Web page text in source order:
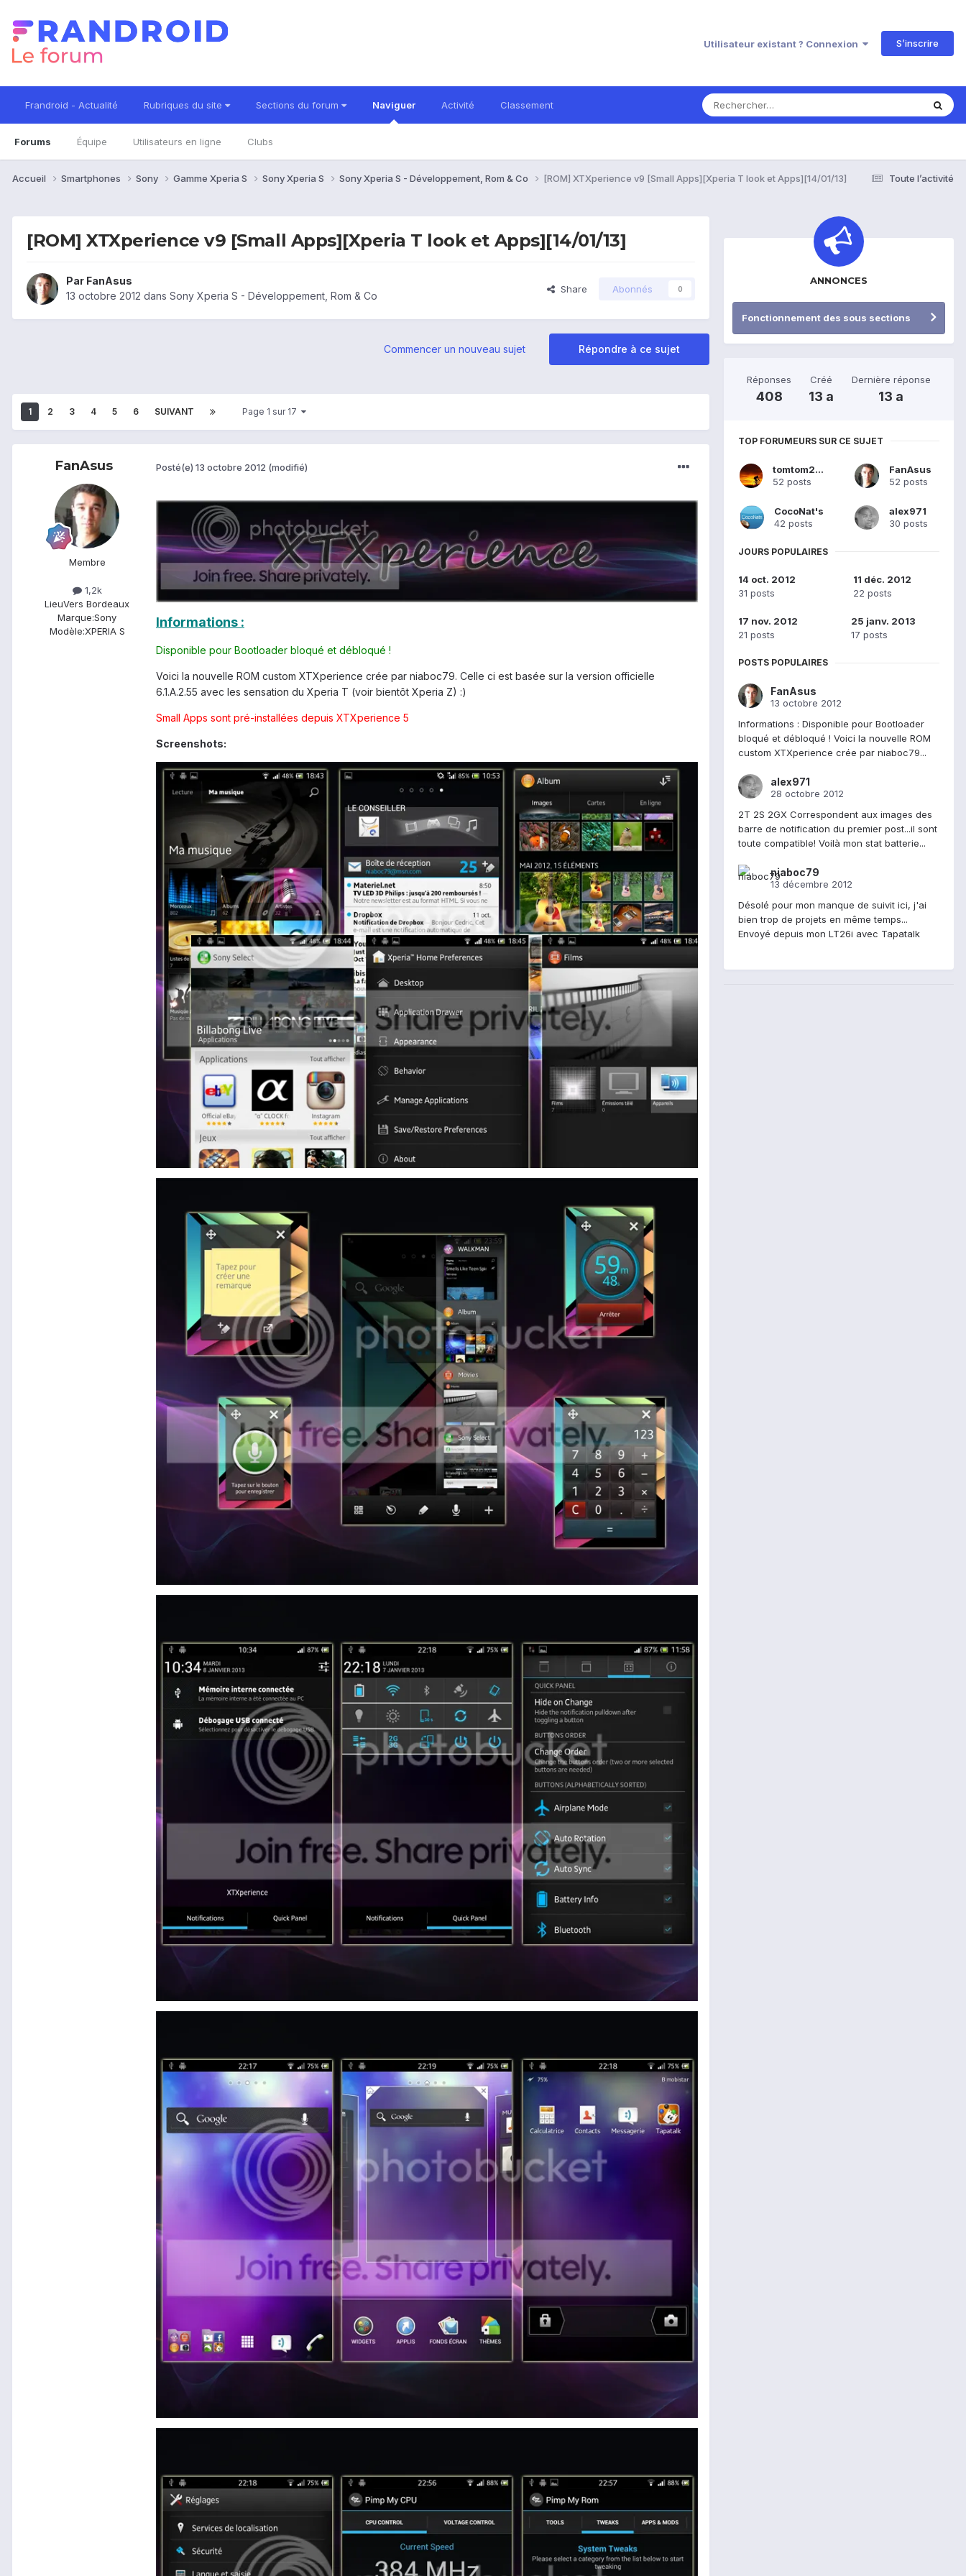
Utilisateur existant ? Connexion S’inscrire
Frandroid - Actualité Rubriques du site Sections du forum Naviguer
Forums Équipe Utilisateurs en ligne Clubs
Activité Classement
Toute l’activité
Accueil Smartphones Sony Gamme Xperia S Sony Xperia S Sony Xperia S - Développement, Rom & Co [ROM] XTXperience v9 [Small Apps][Xperia T look et Apps][14/01/13]
[ROM] XTXperience v9 [Small Apps][Xperia T look et Apps][14/01/13]
Par FanAsus
13 octobre 2012 dans Sony Xperia S - Développement, Rom & Co
Share Abonnés 0
Répondre à ce sujet
Commencer un nouveau sujet
1 2 3 4 5 6 SUIVANT Page 1 sur 17
FanAsus
Membre
1,2k
LieuVers Bordeaux
Marque:Sony
Modèle:XPERIA S
Posté(e) 13 octobre 2012 (modifié)
Informations :
Disponible pour Bootloader bloqué et débloqué !
Voici la nouvelle ROM custom XTXperience crée par niaboc79. Celle ci est basée sur la version officielle
6.1.A.2.55 avec les sensation du Xperia T (voir bientôt Xperia Z) :)
Small Apps sont pré-installées depuis XTXperience 5
Screenshots:
ANNONCES
Fonctionnement des sous sections
Réponses
408
Créé
13 a
Dernière réponse
13 a
TOP FORUMEURS SUR CE SUJET
tomtom275
52 posts
FanAsus
52 posts
CocoNat's
42 posts
alex971
30 posts
JOURS POPULAIRES
14 oct. 2012
31 posts
11 déc. 2012
22 posts
17 nov. 2012
21 posts
25 janv. 2013
17 posts
POSTS POPULAIRES
FanAsus
13 octobre 2012
Informations : Disponible pour Bootloader
bloqué et débloqué ! Voici la nouvelle ROM
custom XTXperience crée par niaboc79...
alex971
28 octobre 2012
2T 2S 2GX Correspondent aux images des
barre de notification du premier post...il sont
toute compatible! Voilà mon stat batterie...
niaboc79
13 décembre 2012
Désolé pour mon manque de suivit ici, j'ai
bien trop de projets en même temps...
Envoyé depuis mon LT26i avec Tapatalk